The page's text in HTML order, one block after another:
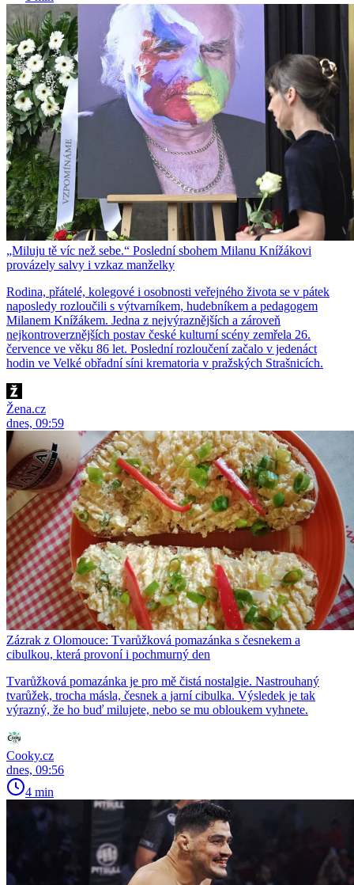
„Miluju tě víc než sebe.“ Poslední sbohem Milanu Knížákovi
provázely salvy i vzkaz manželky
Rodina, přátelé, kolegové i osobnosti veřejného života se v pátek
naposledy rozloučili s výtvarníkem, hudebníkem a pedagogem
Milanem Knížákem. Jedna z nejvýraznějších a zároveň
nejkontroverznějších postav české kulturní scény zemřela 26.
července ve věku 86 let. Poslední rozloučení začalo v jedenáct
hodin ve Velké obřadní síni krematoria v pražských Strašnicích.
Žena.cz
dnes, 09:59
Zázrak z Olomouce: Tvarůžková pomazánka s česnekem a
cibulkou, která provoní i pochmurný den
Tvarůžková pomazánka je pro mě čistá nostalgie. Nastrouhaný
tvarůžek, trocha másla, česnek a jarní cibulka. Výsledek je tak
výrazný, že ho buď milujete, nebo se mu obloukem vyhnete.
Cooky.cz
dnes, 09:56
4 min